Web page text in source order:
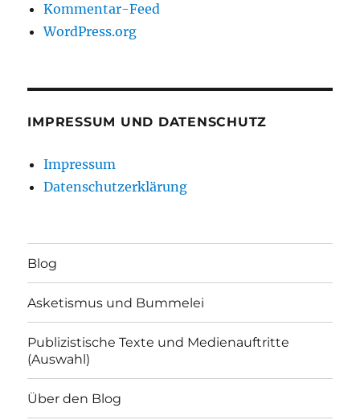
Kommentar-Feed
WordPress.org
IMPRESSUM UND DATENSCHUTZ
Impressum
Datenschutzerklärung
Blog
Asketismus und Bummelei
Publizistische Texte und Medienauftritte
(Auswahl)
Über den Blog